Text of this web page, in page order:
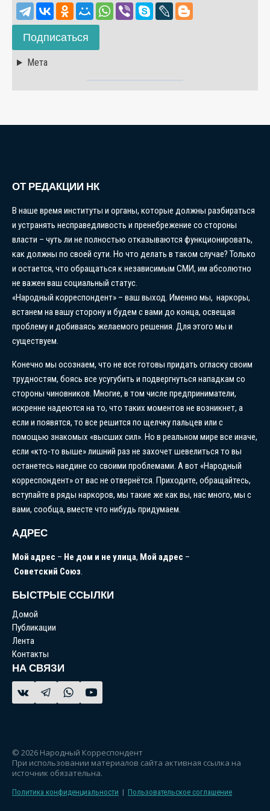
Подписаться
Мета
ОТ РЕДАКЦИИ НК
В наше время институты и органы, которые должны разбираться
и устранять несправедливость и пренебрежение со стороны
власти – чуть ли не полностью отказываются функционировать,
как должны по своей сути. Но что делать в таком случае? Только
и остается, что обращаться к независимым СМИ, им абсолютно
не важен ваш социальный статус.
«Народный корреспондент» – ваш выход. Именно мы, наркоры,
встанем на вашу сторону и будем с вами до конца, освещая
проблему и добиваясь желаемого решения. Для этого мы и
существуем.
Конечно мы осознаем, что не все готовы придать огласку своим
трудностям, боясь все усугубить и подвергнуться нападкам со
стороны чиновников. Многие, в том числе предприниматели,
искренне надеются на то, что таких моментов не возникнет, а
если и появятся, то все решится по щелчку пальцев или с
помощью знакомых «высших сил». Но в реальном мире все иначе,
если «кто-то выше» лишний раз не захочет шевелиться то вы
останетесь наедине со своими проблемами. А вот «Народный
корреспондент» от вас не отвернётся. Приходите, обращайтесь,
вступайте в ряды наркоров, мы такие же как вы, нас много, мы с
вами, сообща, вместе что нибудь придумаем.
АДРЕС
Мой адрес – Не дом и не улица, Мой адрес –
Советский Союз
БЫСТРЫЕ ССЫЛКИ
Домой
Публикации
Лента
Контакты
НА СВЯЗИ
© 2026 Народный Корреспондент
При использовании материалов сайта активная ссылка на
источник обязательна.
Политика конфиденциальности | Пользовательское соглашение